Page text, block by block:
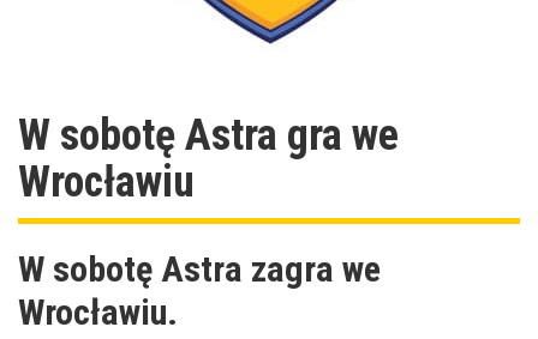
W sobotę Astra gra we
Wrocławiu
W sobotę Astra zagra we
Wrocławiu.